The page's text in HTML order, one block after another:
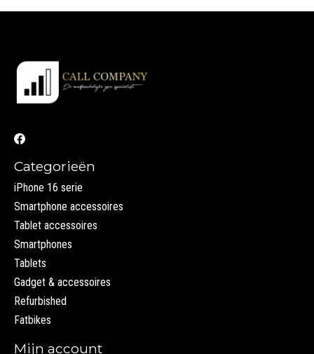
Categorieën
iPhone 16 serie
Smartphone accessoires
Tablet accessoires
Smartphones
Tablets
Gadget & accessoires
Refurbished
Fatbikes
Mijn account